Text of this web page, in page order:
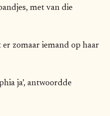
met van die
zomaar iemand op haar
ja’, antwoordde